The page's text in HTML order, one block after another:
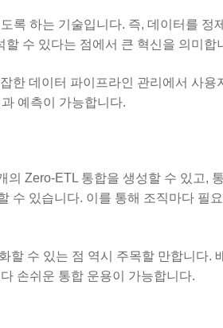
록 하는 기술입니다. 즉, 데이터를 정
수 있다는 점에서 큰 혁신을 의미합
한 데이터 파이프라인 관리에서 사용
예측이 가능합니다.
Zero-ETL 통합을 생성할 수 있고,
수 있습니다. 이를 통해 조직마다 필
할 수 있는 점 역시 주목할 만합니다.
손쉬운 통합 운용이 가능합니다.